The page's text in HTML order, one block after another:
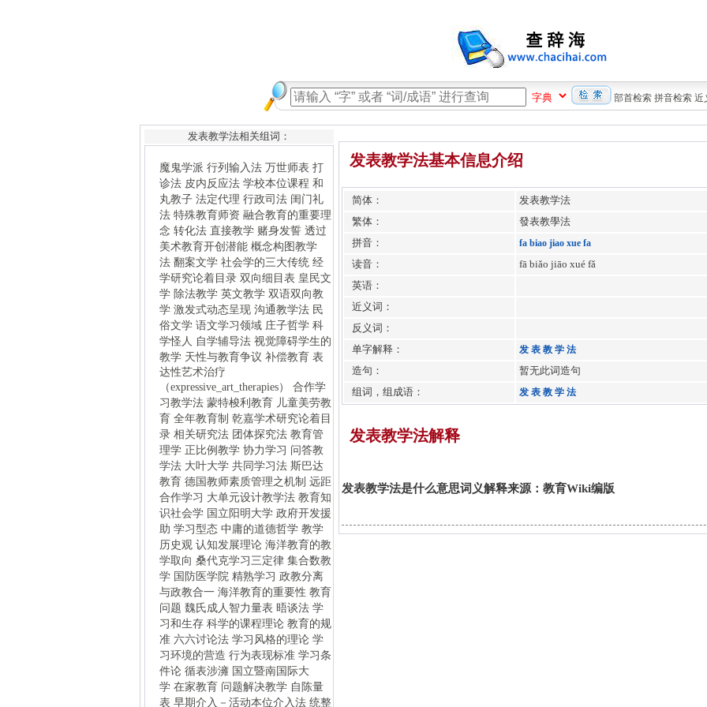
部首检索 拼音检索 近
发表教学法相关组词：
行列输入法 万世师表 打
丸教子 法定代理 行政司法 闺门礼
特殊教育师资 融合教育的重要理
转化法 直接教学 赌身发誓 透过
美术教育开创潜能 概念构图教学
翻案文学 社会学的三大传统 经
学研究论着目录 双向细目表 皇民文
除法教学 英文教学 双语双向教
激发式动态呈现 沟通教学法 民
俗文学 语文学习领域 庄子哲学 科
自学辅导法 视觉障碍学生的
天性与教育争议 补偿教育 表
达性艺术治疗
（expressive_art_therapies） 合作学
习教学法 蒙特梭利教育 儿童美劳教
全年教育制 乾嘉学术研究论着目
相关研究法 团体探究法 教育管
正比例教学 协力学习
大叶大学 共同学习法 斯巴达
德国教师素质管理之机制 远距
合作学习 大单元设计教学法 教育知
识社会学 国立阳明大学 政府开发援
学习型态 中庸的道德哲学 教学
历史观 认知发展理论 海洋教育的教
学取向 桑代克学习三定律 集合数教
国防医学院 精熟学习 政教分离
与政教合一 海洋教育的重要性 教育
魏氏成人智力量表 晤谈法
学
习和生存 科学的课程理论 教育的规
六六讨论法 学习风格的理论 学
习环境的营造 行为表现标准 学习条
循表涉澭 国立暨南国际大
在家教育 问题解决教学 自陈量
早期介入－活动本位介入法 统整
教育模式 自我调节学习 自我引导学
学校是一种中产阶级机构 意义学
欣赏教学法 教学经营 探究式
教学法 重测法 国立台湾海洋大
实验研究法 教师评审委员 练习
编序教学法 华德福教育 白
莲教之乱
发表教学法基本信息介绍
简体：
发表教学法
繁体：
發表教學法
拼音：
fa biao jiao xue fa
读音：
fā biǎo jiāo xué fǎ
英语：
近义词：
反义词：
单字解释：
发 表 教 学 法
造句：
暂无此词造句
组词，组成语：
发 表 教 学 法
发表教学法解释
发表教学法是什么意思词义解释来源：教育Wiki编版